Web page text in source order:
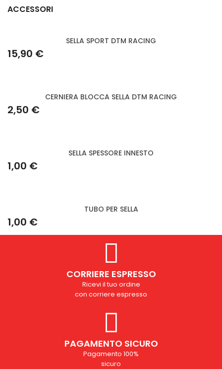
ACCESSORI
SELLA SPORT DTM RACING
15,90 €
CERNIERA BLOCCA SELLA DTM RACING
2,50 €
SELLA SPESSORE INNESTO
1,00 €
TUBO PER SELLA
1,00 €
CORRIERE ESPRESSO
Ricevi il tuo ordine
con corriere espresso
PAGAMENTO SICURO
Pagamento 100%
sicuro